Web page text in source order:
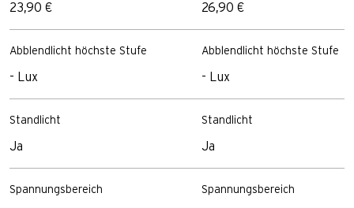
23,90 €
Abblendlicht höchste Stufe
- Lux
Standlicht
Ja
Spannungsbereich
26,90 €
Abblendlicht höchste Stufe
- Lux
Standlicht
Ja
Spannungsbereich